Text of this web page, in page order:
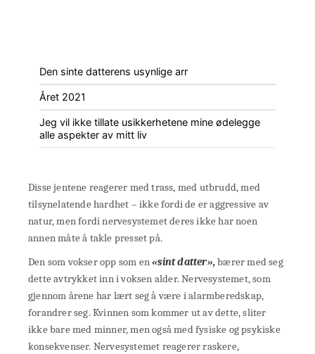
Den sinte datterens usynlige arr
Året 2021
Jeg vil ikke tillate usikkerhetene mine ødelegge
alle aspekter av mitt liv
Disse jentene reagerer med trass, med utbrudd, med
tilsynelatende hardhet – ikke fordi de er aggressive av
natur, men fordi nervesystemet deres ikke har noen
annen måte å takle presset på.
Den som vokser opp som en«sint datter»,bærer med seg
dette avtrykket inn i voksen alder. Nervesystemet, som
gjennom årene har lært seg å være i alarmberedskap,
forandrer seg. Kvinnen som kommer ut av dette, sliter
ikke bare med minner, men også med fysiske og psykiske
konsekvenser. Nervesystemet reagerer raskere,